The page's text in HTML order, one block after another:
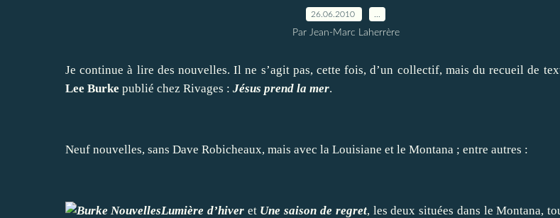
26.06.2010
Par Jean-Marc Laherrère
Je continue à lire des nouvelles. Il ne s’agit pas, cette fois, d’un collectif, mais du recueil de
Lee Burke publié chez Rivages : Jésus prend la mer.
Neuf nouvelles, sans Dave Robicheaux, mais avec la Louisiane et le Montana ; entre autres :
Lumière d’hiveret Une saison de regret, les deux situées dans le Montana,